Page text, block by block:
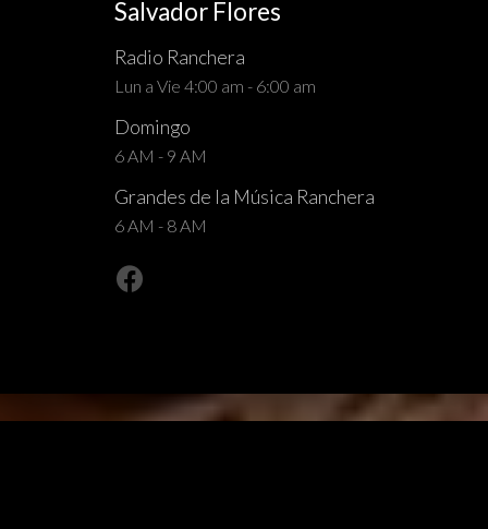
Salvador Flores
Radio Ranchera
Lun a Vie 4:00 am - 6:00 am
Domingo
6 AM - 9 AM
Grandes de la Música Ranchera
6 AM - 8 AM